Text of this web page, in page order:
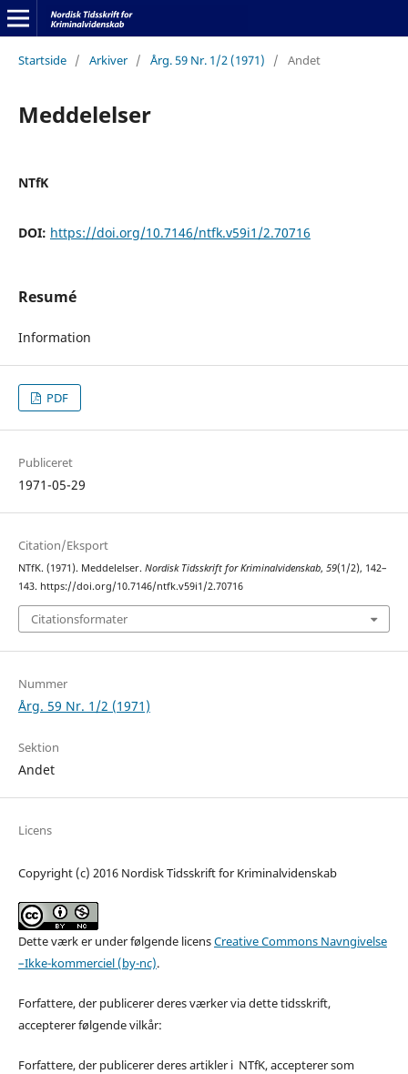
Startside / Arkiver / Årg. 59 Nr. 1/2 (1971) / Andet
Meddelelser
NTfK
DOI: https://doi.org/10.7146/ntfk.v59i1/2.70716
Resumé
Information
PDF
Publiceret
1971-05-29
Citation/Eksport
NTfK. (1971). Meddelelser. Nordisk Tidsskrift for Kriminalvidenskab, 59(1/2), 142–
143. https://doi.org/10.7146/ntfk.v59i1/2.70716
Citationsformater
Nummer
Årg. 59 Nr. 1/2 (1971)
Sektion
Andet
Licens
Copyright (c) 2016 Nordisk Tidsskrift for Kriminalvidenskab
Dette værk er under følgende licensCreative Commons Navngivelse
–Ikke-kommerciel (by-nc).
Forfattere, der publicerer deres værker via dette tidsskrift,
accepterer følgende vilkår:
Forfattere, der publicerer deres artikler i NTfK, accepterer som